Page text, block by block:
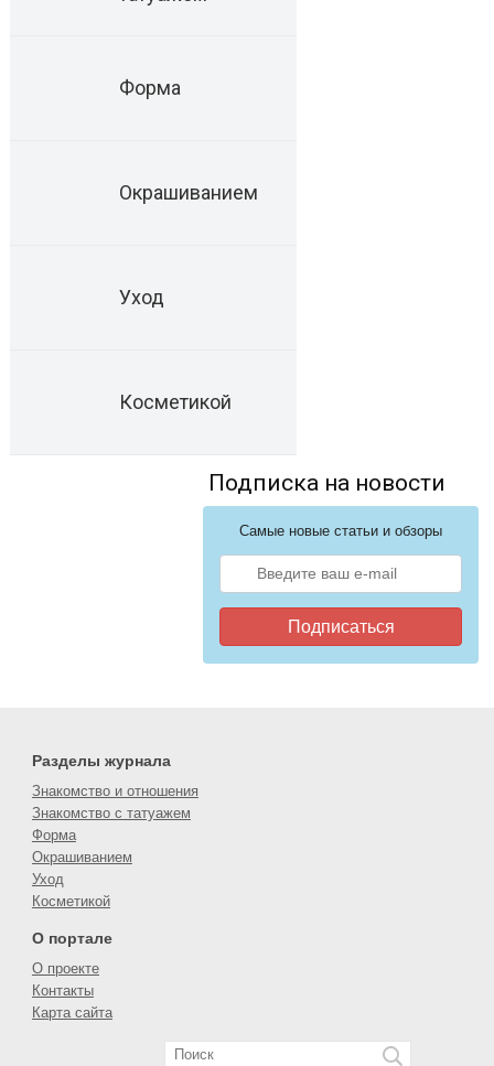
Форма
Окрашиванием
Уход
Косметикой
Подписка на новости
Самые новые статьи и обзоры
Подписаться
Разделы журнала
Знакомство и отношения
Знакомство с татуажем
Форма
Окрашиванием
Уход
Косметикой
О портале
О проекте
Контакты
Карта сайта